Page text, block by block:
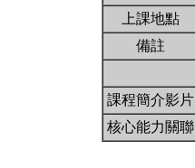
上課地點
備註
課程簡介影片
核心能力關聯